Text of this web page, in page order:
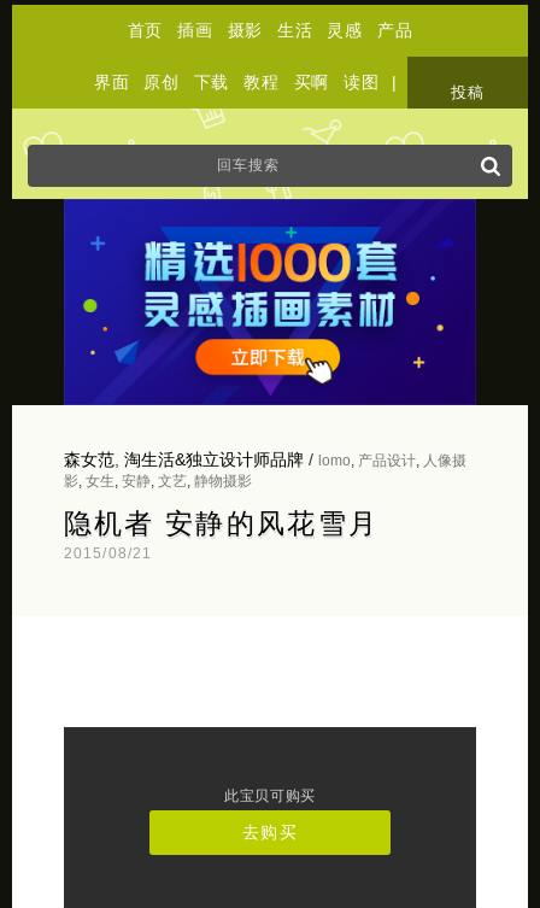
首页 插画 摄影 生活 灵感 产品
界面 原创 下载 教程 买啊 读图 |
投稿
森女范, 淘生活&独立设计师品牌/ lomo 产品设计,
人像摄
影, 女生 安静, 文艺, 静物摄影
隐机者 安静的风花雪月
2015/08/21
此宝贝可购买
去购买